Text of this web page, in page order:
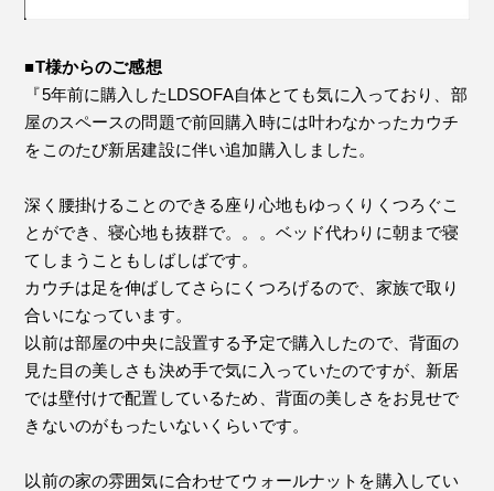
■T様からのご感想
『5年前に購入したLDSOFA自体とても気に入っており、部
屋のスペースの問題で前回購入時には叶わなかったカウチ
をこのたび新居建設に伴い追加購入しました。
深く腰掛けることのできる座り心地もゆっくりくつろぐこ
とができ、寝心地も抜群で。。。ベッド代わりに朝まで寝
てしまうこともしばしばです。
カウチは足を伸ばしてさらにくつろげるので、家族で取り
合いになっています。
以前は部屋の中央に設置する予定で購入したので、背面の
見た目の美しさも決め手で気に入っていたのですが、新居
では壁付けで配置しているため、背面の美しさをお見せで
きないのがもったいないくらいです。
以前の家の雰囲気に合わせてウォールナットを購入してい